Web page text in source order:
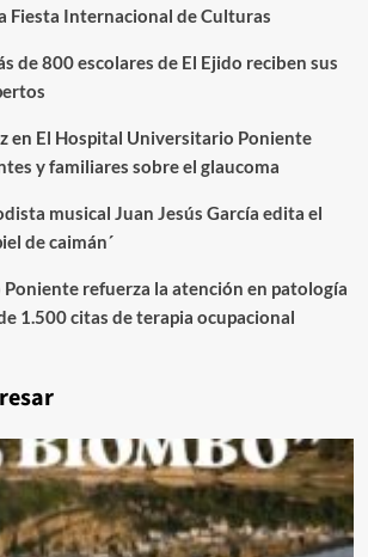
Fiesta Internacional de Culturas
de 800 escolares de El Ejido reciben sus
en El Hospital Universitario Poniente
y familiares sobre el glaucoma
musical Juan Jesús García edita el
de caimán´
refuerza la atención en patología
1.500 citas de terapia ocupacional